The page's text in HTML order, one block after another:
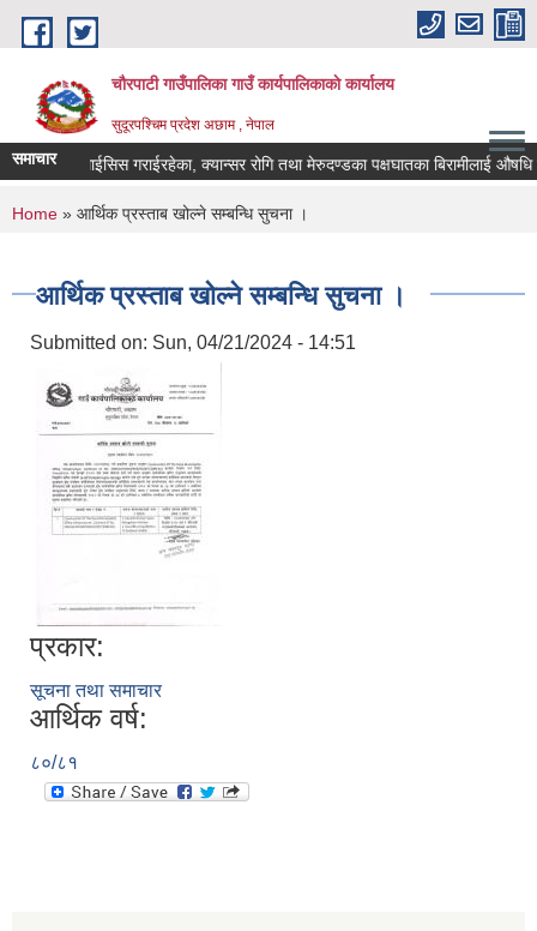
Skip to main content
चौरपाटी गाउँपालिका गाउँ कार्यपालिकाकाे कार्यालय
सुदूरपश्चिम प्रदेश अछाम , नेपाल
समाचार
डायलाईसिस गराईरहेका, क्यान्सर रोगि तथा मेरुदण्डका पक्षघातका बिरामीलाई औषधि
You are here
Home » आर्थिक प्रस्ताब खोल्ने सम्बन्धि सुचना ।
आर्थिक प्रस्ताब खोल्ने सम्बन्धि सुचना ।
Submitted on: Sun, 04/21/2024 - 14:51
प्रकार:
सूचना तथा समाचार
आर्थिक वर्ष:
८०/८१